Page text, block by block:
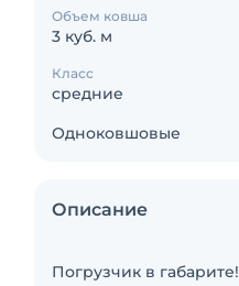
Объем ковша
3 куб. м
Класс
средние
Одноковшовые
Описание
Погрузчик в габарите!